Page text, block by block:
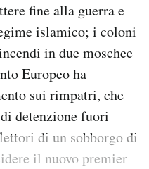
fine alla guerra e
islamico; i coloni
in due moschee
Europeo ha
sui rimpatri, che
detenzione fuori
di un sobborgo di
il nuovo premier